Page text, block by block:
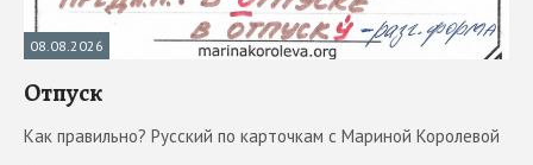
08.08.2026
Отпуск
Как правильно? Русский по карточкам с Мариной Королевой